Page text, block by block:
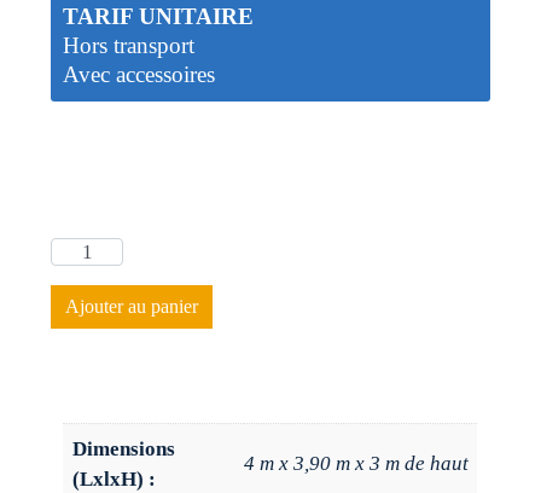
TARIF UNITAIRE
Hors transport
Avec accessoires
Ajouter au panier
Dimensions
(LxlxH) :
4 m x 3,90 m x 3 m de haut